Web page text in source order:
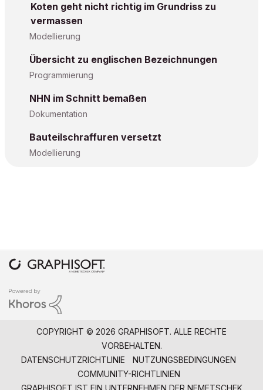
Koten geht nicht richtig im Grundriss zu
vermassen
Modellierung
Übersicht zu englischen Bezeichnungen
Programmierung
NHN im Schnitt bemaßen
Dokumentation
Bauteilschraffuren versetzt
Modellierung
COPYRIGHT © 2026 GRAPHISOFT. ALLE RECHTE
VORBEHALTEN.
DATENSCHUTZRICHTLINIE
NUTZUNGSBEDINGUNGEN
COMMUNITY-RICHTLINIEN
GRAPHISOFT IST EIN UNTERNEHMEN DER NEMETSCHEK